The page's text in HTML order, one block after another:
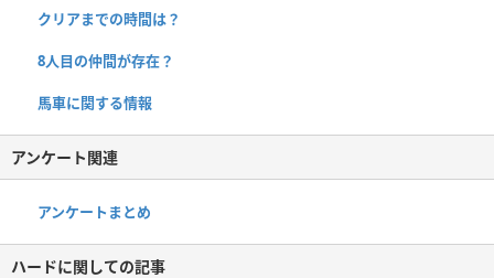
クリアまでの時間は？
8人目の仲間が存在？
馬車に関する情報
アンケート関連
アンケートまとめ
ハードに関しての記事